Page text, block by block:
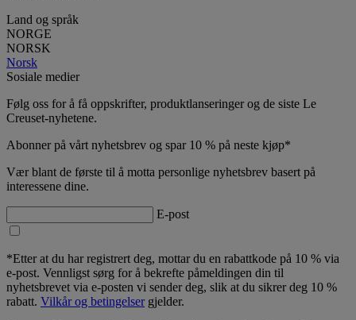
Land og språk
NORGE
NORSK
Norsk
Sosiale medier
Følg oss for å få oppskrifter, produktlanseringer og de siste Le
Creuset-nyhetene.
Abonner på vårt nyhetsbrev og spar 10 % på neste kjøp*
Vær blant de første til å motta personlige nyhetsbrev basert på
interessene dine.
E-post
*Etter at du har registrert deg, mottar du en rabattkode på 10 % via
e-post. Vennligst sørg for å bekrefte påmeldingen din til
nyhetsbrevet via e-posten vi sender deg, slik at du sikrer deg 10 %
rabatt. Vilkår og betingelsergjelder.